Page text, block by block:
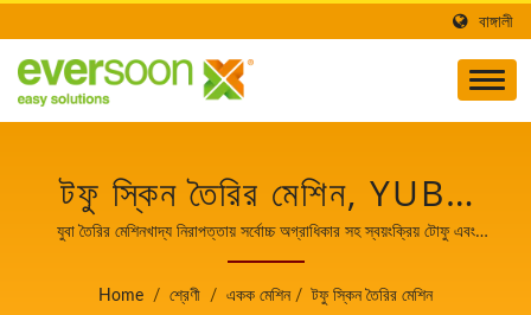
বাঙ্গালী
টফু স্কিন তৈরির মেশিন, YUBA
তৈরির মেশিন, খাদ্য মেশিন, খাদ্য
সরঞ্জামখাদ্য নিরাপত্তায় সর্বোচ্চ
যুবা তৈরির মেশিনখাদ্য নিরাপত্তায় সর্বোচ্চ অগ্রাধিকার সহ স্বয়ংক্রিয় টোফু এবং
সোয়ামিল্ক তৈরির যন্ত্রপাতির নেতা।
Home / শ্রেণী / একক মেশিন / টফু স্কিন তৈরির মেশিন